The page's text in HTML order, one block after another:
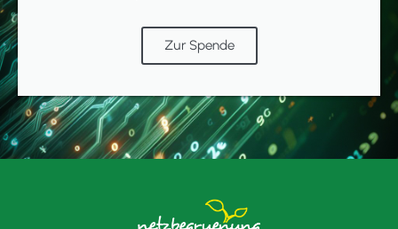
Zur Spende